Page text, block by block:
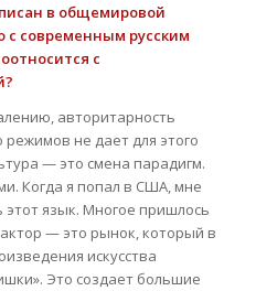
в общемировой
с современным русским
с
авторитарность
режимов не дает для этого
— это смена парадигм.
Когда я попал в США, мне
язык. Многое пришлось
— это рынок, который в
искусства
Это создает большие